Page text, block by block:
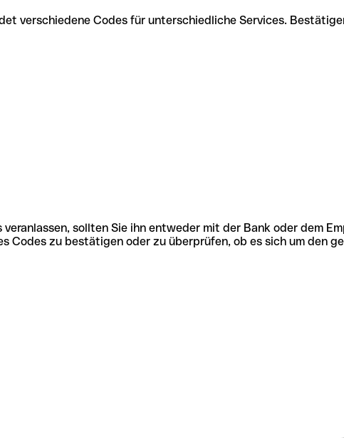
verschiedene Codes für unterschiedliche Services.
veranlassen, sollten Sie ihn entweder mit der Bank oder dem
zu bestätigen oder zu überprüfen, ob es sich um den